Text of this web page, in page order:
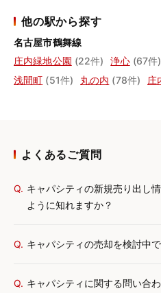
他の駅から探す
名古屋市鶴舞線
庄内緑地公園 (22件) 浄心 (67件)
浅間町 (51件) 丸の内 (78件) 庄
よくあるご質問
Q. キャパシティの新規売り出し
ように知れますか？
Q. キャパシティの売却を検討中
Q. キャパシティに関する問い合